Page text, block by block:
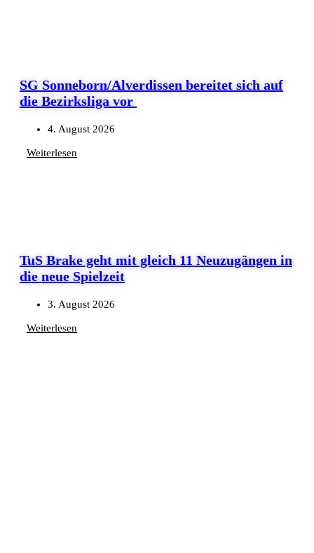
SG Sonneborn/Alverdissen bereitet sich auf
die Bezirksliga vor
4. August 2026
Weiterlesen
TuS Brake geht mit gleich 11 Neuzugängen in
die neue Spielzeit
3. August 2026
Weiterlesen